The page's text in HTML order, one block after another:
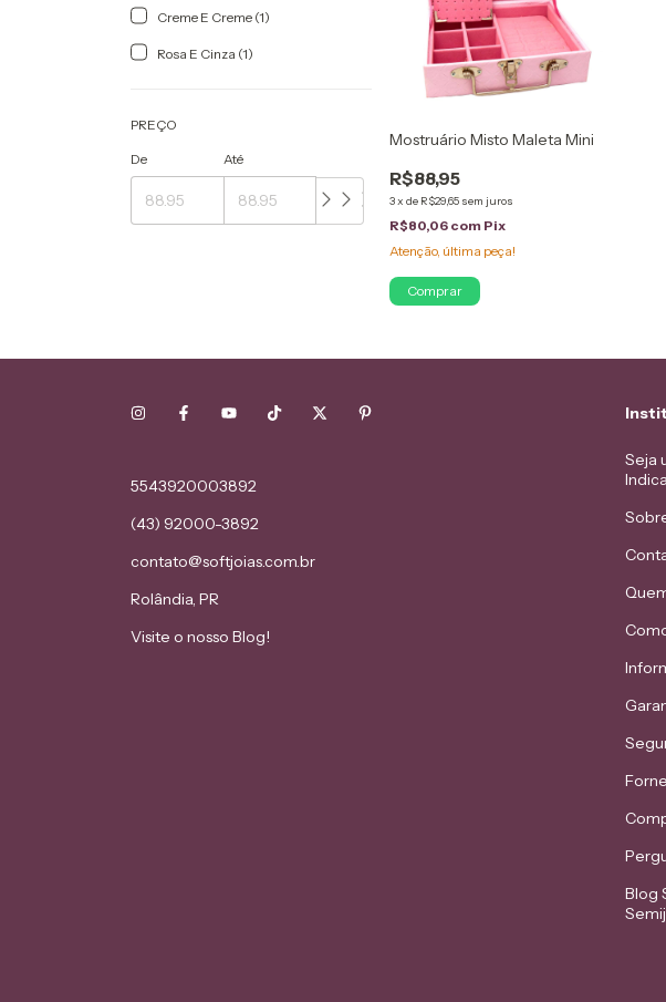
Creme E Creme (1)
Rosa E Cinza (1)
PREÇO
De Até
Mostruário Misto Maleta Mini
R$88,95
3xde R$29,65 sem juros
R$80,06 com Pix
Atenção, última peça!
Comprar
5543920003892
(43) 92000-3892
contato@softjoias.com.br
Rolândia, PR
Visite o nosso Blog!
Seja
Blog